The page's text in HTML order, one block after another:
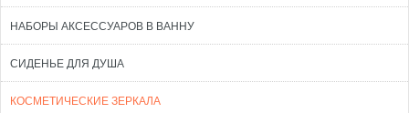
НАБОРЫ АКСЕССУАРОВ В ВАННУ
СИДЕНЬЕ ДЛЯ ДУША
КОСМЕТИЧЕСКИЕ ЗЕРКАЛА